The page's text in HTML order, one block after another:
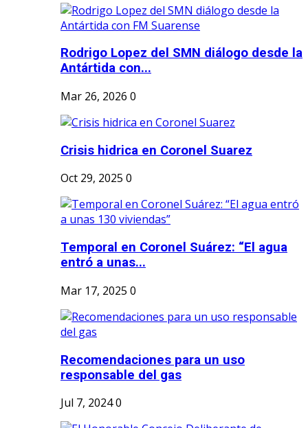
Rodrigo Lopez del SMN diálogo desde la
Antártida con...
Mar 26, 2026 0
Crisis hidrica en Coronel Suarez
Oct 29, 2025 0
Temporal en Coronel Suárez: “El agua
entró a unas...
Mar 17, 2025 0
Recomendaciones para un uso
responsable del gas
Jul 7, 20240